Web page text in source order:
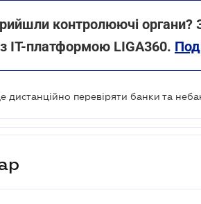
контролюючі органи?
ІТ-платформою LIGA360.